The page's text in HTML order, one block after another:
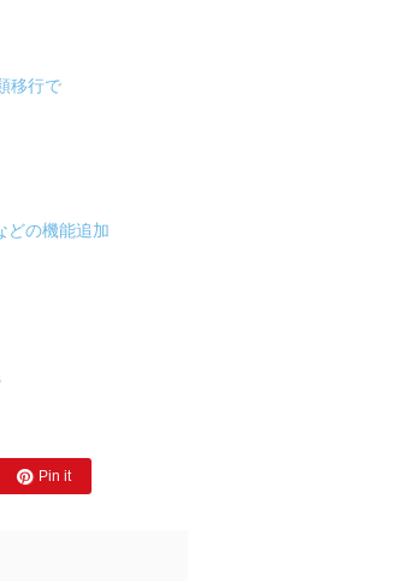
移行で
どの機能追加
Pin it